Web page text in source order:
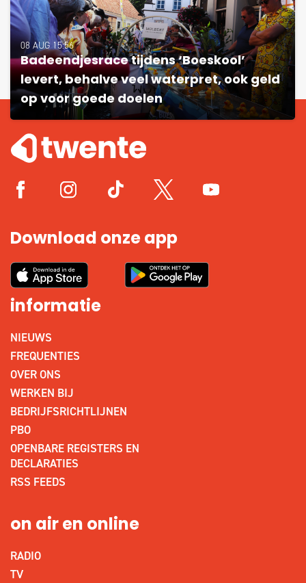
08 AUG 15:56
Badeendjesrace tijdens ‘Boeskool’
levert, behalve veel waterpret, ook geld
op voor goede doelen
Download onze app
informatie
NIEUWS
FREQUENTIES
OVER ONS
WERKEN BIJ
BEDRIJFSRICHTLIJNEN
PBO
OPENBARE REGISTERS EN
DECLARATIES
RSS FEEDS
on air en online
RADIO
TV